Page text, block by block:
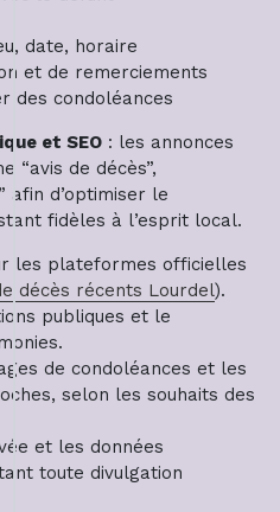
date, horaire
et de remerciements
des condoléances
et SEO : les annonces
“avis de décès”,
afin d’optimiser le
fidèles à l’esprit local.
les plateformes officielles
décès récents Lourdel).
publiques et le
de condoléances et les
selon les souhaits des
et les données
toute divulgation